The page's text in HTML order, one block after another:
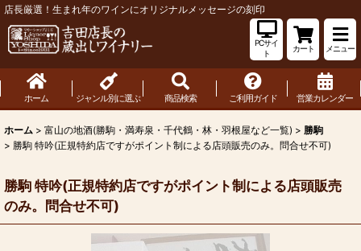
店長厳選！生まれ年のワインにオリジナルメッセージの刻印
PCサイ
ト
カート メニュー
ホーム ジャンル別に選ぶ 商品検索 ご利用ガイド 営業カレンダー
ホーム > 富山の地酒(勝駒・満寿泉・千代鶴・林・羽根屋など一覧) > 勝駒
> 勝駒 特吟(正規特約店ですがポイント制による店頭販売のみ。問合せ不可)
勝駒 特吟(正規特約店ですがポイント制による店頭販売
のみ。問合せ不可)